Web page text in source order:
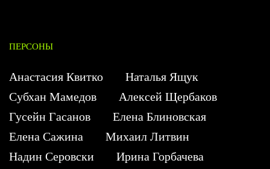
ПЕРСОНЫ
Анастасия Квитко
Наталья Ящук
Субхан Мамедов
Алексей Щербаков
Гусейн Гасанов
Елена Блиновская
Елена Сажина
Михаил Литвин
Надин Серовски
Ирина Горбачева